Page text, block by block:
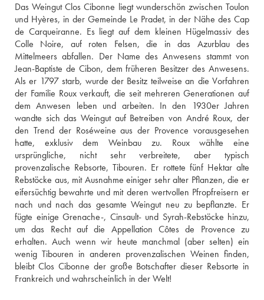
Das Weingut Clos Cibonne liegt wunderschön zwischen Toulon
und Hyères, in der Gemeinde Le Pradet, in der Nähe des Cap
de Carqueiranne. Es liegt auf dem kleinen Hügelmassiv des
Colle Noire, auf roten Felsen, die in das Azurblau des
Mittelmeers abfallen. Der Name des Anwesens stammt von
Jean-Baptiste de Cibon, dem früheren Besitzer des Anwesens.
Als er 1797 starb, wurde der Besitz teilweise an die Vorfahren
der Familie Roux verkauft, die seit mehreren Generationen auf
dem Anwesen leben und arbeiten. In den 1930er Jahren
wandte sich das Weingut auf Betreiben von André Roux, der
den Trend der Roséweine aus der Provence vorausgesehen
hatte, exklusiv dem Weinbau zu. Roux wählte eine
ursprüngliche, nicht sehr verbreitete, aber typisch
provenzalische Rebsorte, Tibouren. Er rottete fünf Hektar alte
Rebstöcke aus, mit Ausnahme einiger sehr alter Pflanzen, die er
eifersüchtig bewahrte und mit deren wertvollen Pfropfreisern er
nach und nach das gesamte Weingut neu zu bepflanzte. Er
fügte einige Grenache-, Cinsault- und Syrah-Rebstöcke hinzu,
um das Recht auf die Appellation Côtes de Provence zu
erhalten. Auch wenn wir heute manchmal (aber selten) ein
wenig Tibouren in anderen provenzalischen Weinen finden,
bleibt Clos Cibonne der große Botschafter dieser Rebsorte in
Frankreich und wahrscheinlich in der Welt!